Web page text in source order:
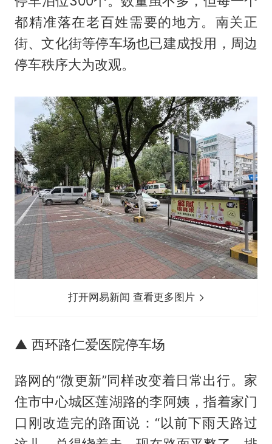
都精准落在老百姓需要的地方。南关正
街、文化街等停车场也已建成投用，周边
停车秩序大为改观。
打开网易新闻 查看更多图片
▲ 西环路仁爱医院停车场
路网的“微更新”同样改变着日常出行。家
住市中心城区莲湖路的李阿姨，指着家门
口刚改造完的路面说：“以前下雨天路过